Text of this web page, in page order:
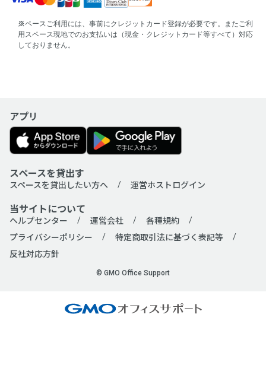
スペースご利用には、事前にクレジットカード登録が必要です。またご利
用スペース現地でのお支払いは（現金・クレジットカード等すべて）対応
しておりません。
アプリ
スペースを貸出す
スペースを貸出したい方へ 運営ホストログイン
当サイトについて
ヘルプセンター 運営会社
各種規約
プライバシーポリシー
特定商取引法に基づく表記等
反社対応方針
© GMO Office Support